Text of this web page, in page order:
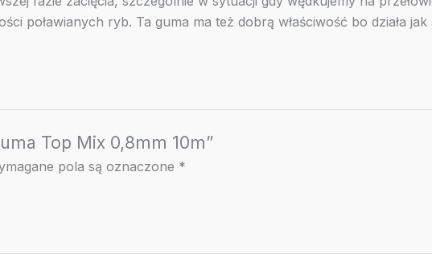
poławianych ryb. Ta guma ma też dobrą właściwość bo działa
Top Mix 0,8mm 10m”
pola są oznaczone *